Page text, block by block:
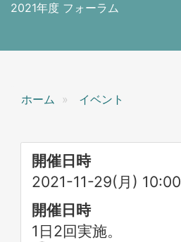
2021年度 フォーラム
ホーム イベント
開催日時
2021-11-29(月) 10:00
開催日時
1日2回実施。